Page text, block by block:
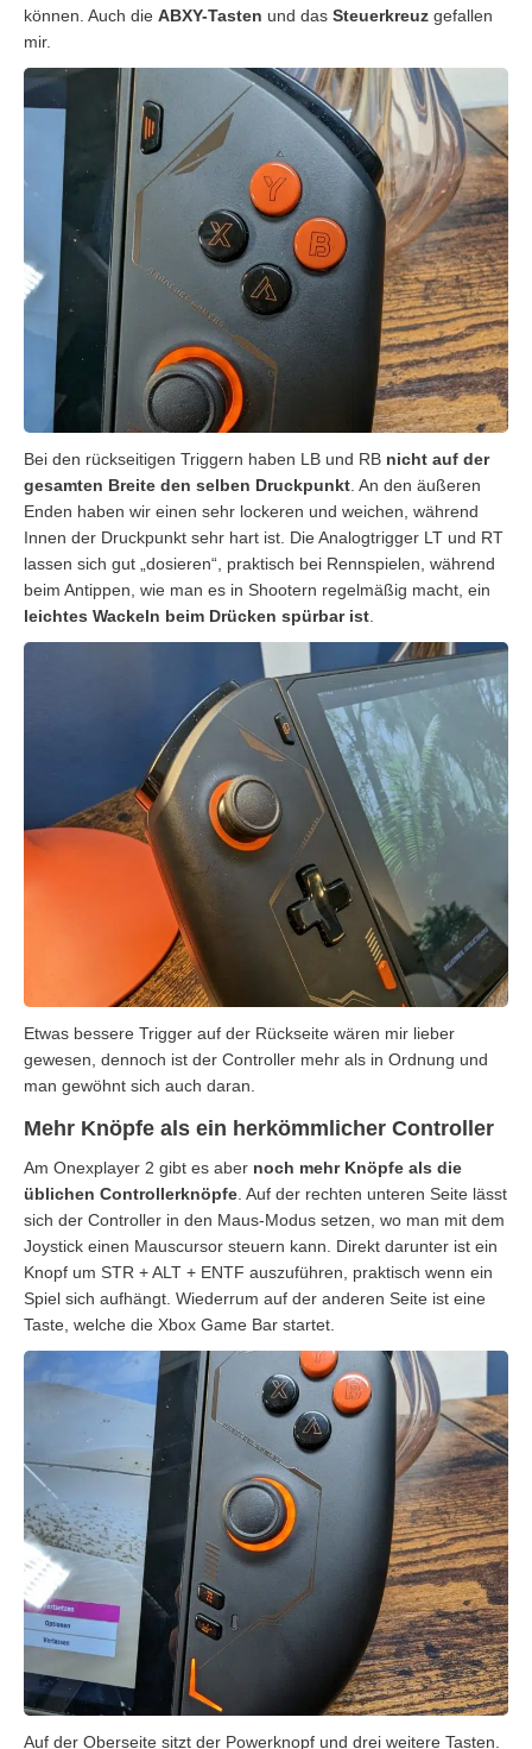
können. Auch die ABXY-Tasten und das Steuerkreuz gefallen
mir.
Bei den rückseitigen Triggern haben LB und RB nicht auf der
gesamten Breite den selben Druckpunkt . An den äußeren
Enden haben wir einen sehr lockeren und weichen, während
Innen der Druckpunkt sehr hart ist. Die Analogtrigger LT und RT
lassen sich gut „dosieren“, praktisch bei Rennspielen, während
beim Antippen, wie man es in Shootern regelmäßig macht, ein
leichtes Wackeln beim Drücken spürbar ist
Etwas bessere Trigger auf der Rückseite wären mir lieber
gewesen, dennoch ist der Controller mehr als in Ordnung und
man gewöhnt sich auch daran.
Mehr Knöpfe als ein herkömmlicher Controller
Am Onexplayer 2 gibt es aber noch mehr Knöpfe als die
üblichen Controllerknöpfe . Auf der rechten unteren Seite lässt
sich der Controller in den Maus-Modus setzen, wo man mit dem
Joystick einen Mauscursor steuern kann. Direkt darunter ist ein
Knopf um STR + ALT + ENTF auszuführen, praktisch wenn ein
Spiel sich aufhängt. Wiederrum auf der anderen Seite ist eine
Taste, welche die Xbox Game Bar startet.
Auf der Oberseite sitzt der Powerknopf und drei weitere Tasten.